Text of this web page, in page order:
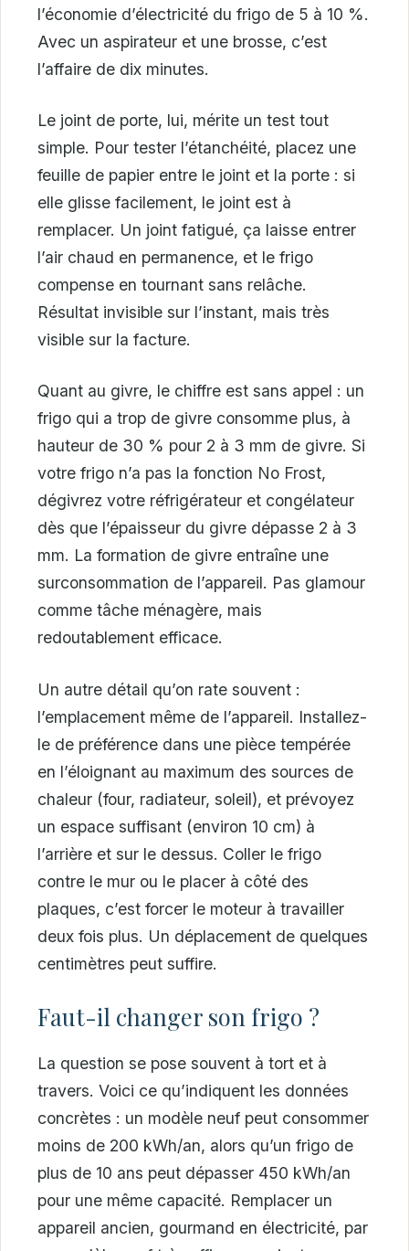
l’économie d’électricité du frigo de 5 à 10 %.
Avec un aspirateur et une brosse, c’est
l’affaire de dix minutes.
Le joint de porte, lui, mérite un test tout
simple. Pour tester l’étanchéité, placez une
feuille de papier entre le joint et la porte : si
elle glisse facilement, le joint est à
remplacer. Un joint fatigué, ça laisse entrer
l’air chaud en permanence, et le frigo
compense en tournant sans relâche.
Résultat invisible sur l’instant, mais très
visible sur la facture.
Quant au givre, le chiffre est sans appel : un
frigo qui a trop de givre consomme plus, à
hauteur de 30 % pour 2 à 3 mm de givre. Si
votre frigo n’a pas la fonction No Frost,
dégivrez votre réfrigérateur et congélateur
dès que l’épaisseur du givre dépasse 2 à 3
mm. La formation de givre entraîne une
surconsommation de l’appareil. Pas glamour
comme tâche ménagère, mais
redoutablement efficace.
Un autre détail qu’on rate souvent :
l’emplacement même de l’appareil. Installez-
le de préférence dans une pièce tempérée
en l’éloignant au maximum des sources de
chaleur (four, radiateur, soleil), et prévoyez
un espace suffisant (environ 10 cm) à
l’arrière et sur le dessus. Coller le frigo
contre le mur ou le placer à côté des
plaques, c’est forcer le moteur à travailler
deux fois plus. Un déplacement de quelques
centimètres peut suffire.
Faut-il changer son frigo ?
La question se pose souvent à tort et à
travers. Voici ce qu’indiquent les données
concrètes : un modèle neuf peut consommer
moins de 200 kWh/an, alors qu’un frigo de
plus de 10 ans peut dépasser 450 kWh/an
pour une même capacité. Remplacer un
appareil ancien, gourmand en électricité, par